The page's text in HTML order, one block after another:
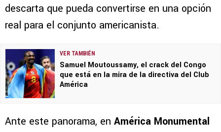
descarta que pueda convertirse en una opción
real para el conjunto americanista.
VER TAMBIÉN
Samuel Moutoussamy, el crack del Congo
que está en la mira de la directiva del Club
América
Ante este panorama, en América Monumental